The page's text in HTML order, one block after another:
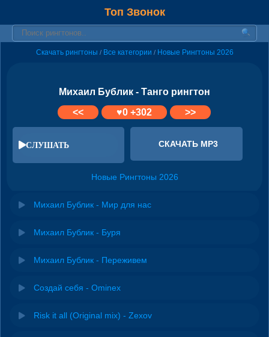
Топ Звонок
Скачать рингтоны / Все категории / Новые Рингтоны 2026
Михаил Бублик - Танго рингтон
<<
♥0+302 >>
СЛУШАТЬ СКАЧАТЬ MP3
Новые Рингтоны 2026
Михаил Бублик - Мир для нас
Михаил Бублик - Буря
Михаил Бублик - Переживем
Создай себя - Ominex
Risk it all (Original mix) - Zexov